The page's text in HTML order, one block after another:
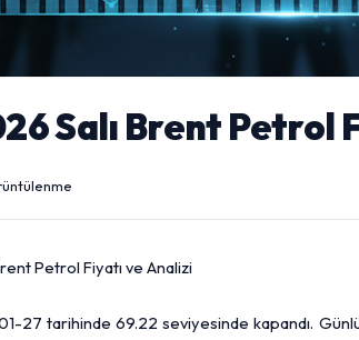
Salı Brent Petrol
Petrol Fiyatı ve Analizi
27 tarihinde 69.22 seviyesinde kapandı.